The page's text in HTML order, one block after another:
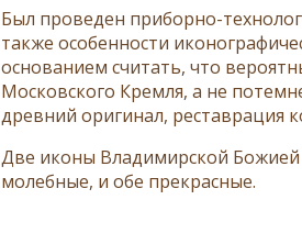
Был проведен приборно-
также особенности
основанием считать, что
Московского Кремля, а не
древний оригинал, реставрация
Две иконы Владимирской
молебные, и обе прекрасные.